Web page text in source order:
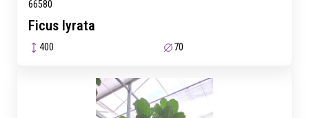
66580
Ficus lyrata
400 70